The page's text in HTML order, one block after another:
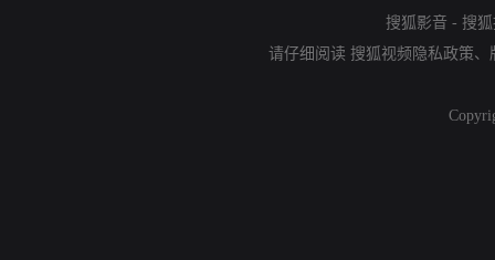
搜狐影音 - 搜
请仔细阅读 搜狐视频隐私政策、